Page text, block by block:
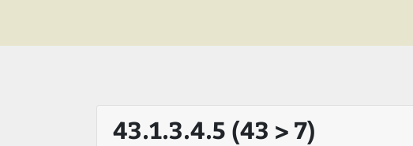
43.1.3.4.5 (43 > 7)